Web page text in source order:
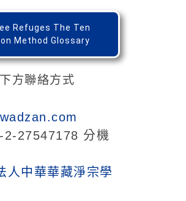
Refuges The Ten
Method Glossary
方聯絡方式
2-27547178 分機
人中華華藏淨宗學